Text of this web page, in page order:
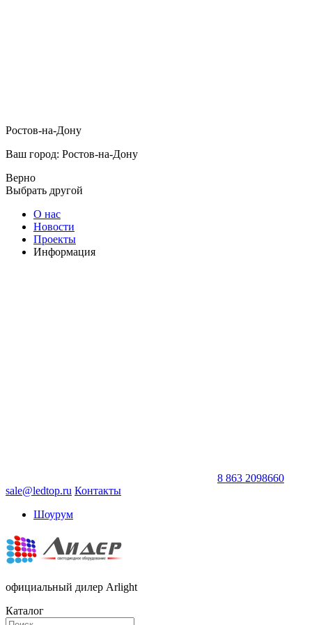
Ростов-на-Дону
Ваш город: Ростов-на-Дону
Верно
Выбрать другой
О нас
Новости
Проекты
Информация
8 863 2098660
sale@ledtop.ru Контакты
Шоурум
официальный дилер Arlight
Каталог